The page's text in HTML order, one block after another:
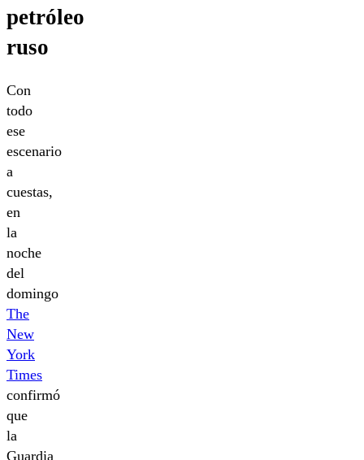
petróleo
ruso
Con
todo
ese
escenario
a
cuestas,
en
la
noche
del
domingo
The
New
York
Times
confirmó
que
la
Guardia